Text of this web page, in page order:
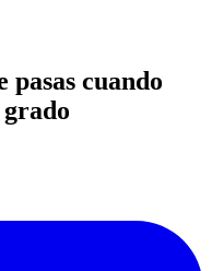
pasas cuando